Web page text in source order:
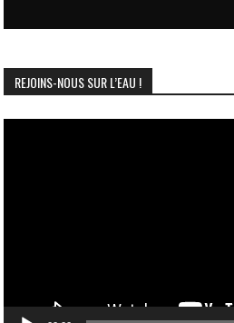
REJOINS-NOUS SUR L’EAU !